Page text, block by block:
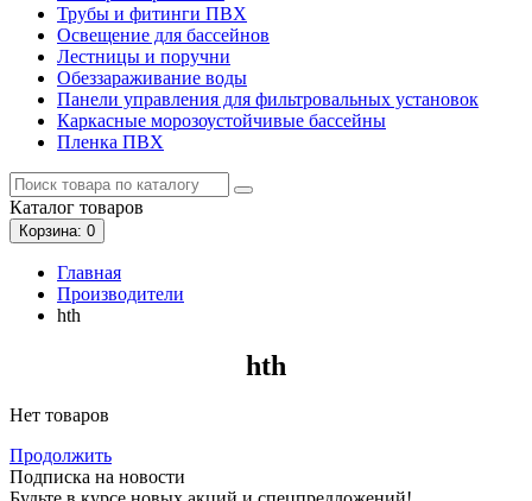
Трубы и фитинги ПВХ
Освещение для бассейнов
Лестницы и поручни
Обеззараживание воды
Панели управления для фильтровальных установок
Каркасные морозоустойчивые бассейны
Пленка ПВХ
Каталог товаров
Корзина: 0
Главная
Производители
hth
hth
Нет товаров
Продолжить
Подписка на новости